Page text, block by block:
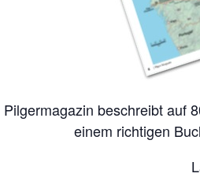
einem richtigen